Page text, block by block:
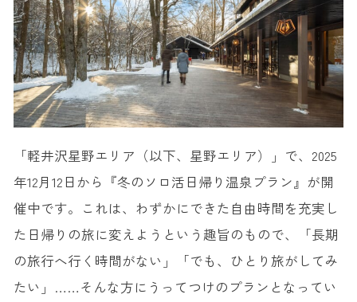
「軽井沢星野エリア（以下、星野エリア）」で、2025
年12月12日から『冬のソロ活日帰り温泉プラン』が開
催中です。これは、わずかにできた自由時間を充実し
た日帰りの旅に変えようという趣旨のもので、「長期
の旅行へ行く時間がない」「でも、ひとり旅がしてみ
たい」……そんな方にうってつけのプランとなってい